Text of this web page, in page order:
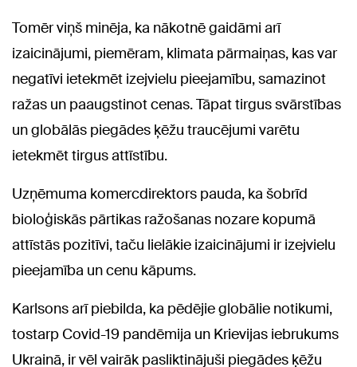
Tomēr viņš minēja, ka nākotnē gaidāmi arī
izaicinājumi, piemēram, klimata pārmaiņas, kas var
negatīvi ietekmēt izejvielu pieejamību, samazinot
ražas un paaugstinot cenas. Tāpat tirgus svārstības
un globālās piegādes ķēžu traucējumi varētu
ietekmēt tirgus attīstību.
Uzņēmuma komercdirektors pauda, ka šobrīd
bioloģiskās pārtikas ražošanas nozare kopumā
attīstās pozitīvi, taču lielākie izaicinājumi ir izejvielu
pieejamība un cenu kāpums.
Karlsons arī piebilda, ka pēdējie globālie notikumi,
tostarp Covid-19 pandēmija un Krievijas iebrukums
Ukrainā, ir vēl vairāk pasliktinājuši piegādes ķēžu